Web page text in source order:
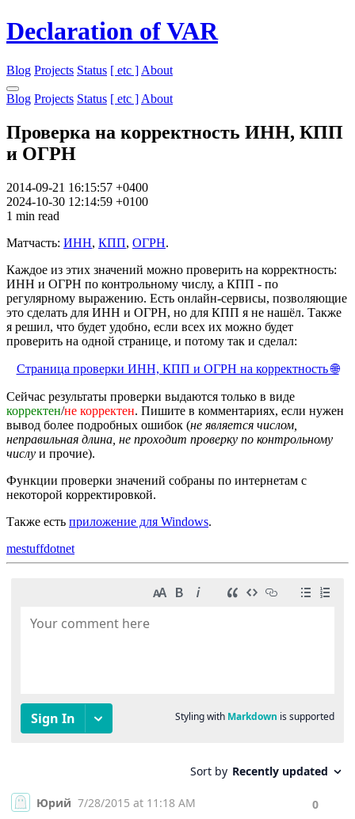
Declaration of VAR
Blog Projects Status [ etc ] About
Blog Projects Status [ etc ] About
Проверка на корректность ИНН, КПП
и ОГРН
2014-09-21 16:15:57 +0400
2024-10-30 12:14:59 +0100
1 min read
Матчасть: ИНН, КПП, ОГРН.
Каждое из этих значений можно проверить на корректность:
ИНН и ОГРН по контрольному числу, а КПП - по
регулярному выражению. Есть онлайн-сервисы, позволяющие
это сделать для ИНН и ОГРН, но для КПП я не нашёл. Также
я решил, что будет удобно, если всех их можно будет
проверить на одной странице, и потому так и сделал:
Страница проверки ИНН, КПП и ОГРН на корректность 🌐
Сейчас результаты проверки выдаются только в виде
корректен/не корректен. Пишите в комментариях, если нужен
вывод более подробных ошибок (не является числом,
неправильная длина, не проходит проверку по контрольному
числу и прочие).
Функции проверки значений собраны по интернетам с
некоторой корректировкой.
Также есть приложение для Windows.
mestuffdotnet